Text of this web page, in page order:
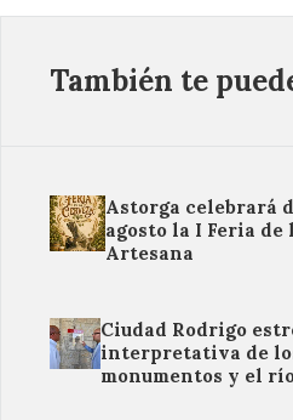
También te
Astorga celebrará
agosto la I Feria de
Artesana
Ciudad Rodrigo
interpretativa de
monumentos y el